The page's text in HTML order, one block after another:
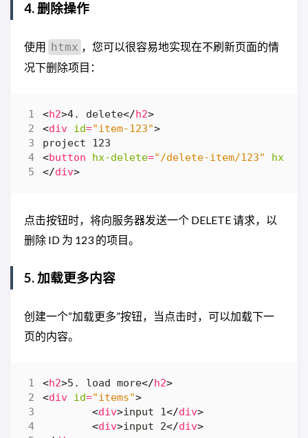
4. 删除操作
使用 htmx ，您可以很容易地实现在不刷新页面的情
况下删除项目：
<h2>4. delete</h2>
<div id="item-123">
<button hx-delete="/delete-item/123"
hx-
</div>
点击按钮时，将向服务器发送一个 DELETE 请求，以
删除 ID 为 123 的项目。
5. 加载更多内容
创建一个“加载更多”按钮，当点击时，可以加载下一
页的内容。
<h2>5. load more</h2>
<div id="items">
<div>input 1</div>
<div>input 2</div>